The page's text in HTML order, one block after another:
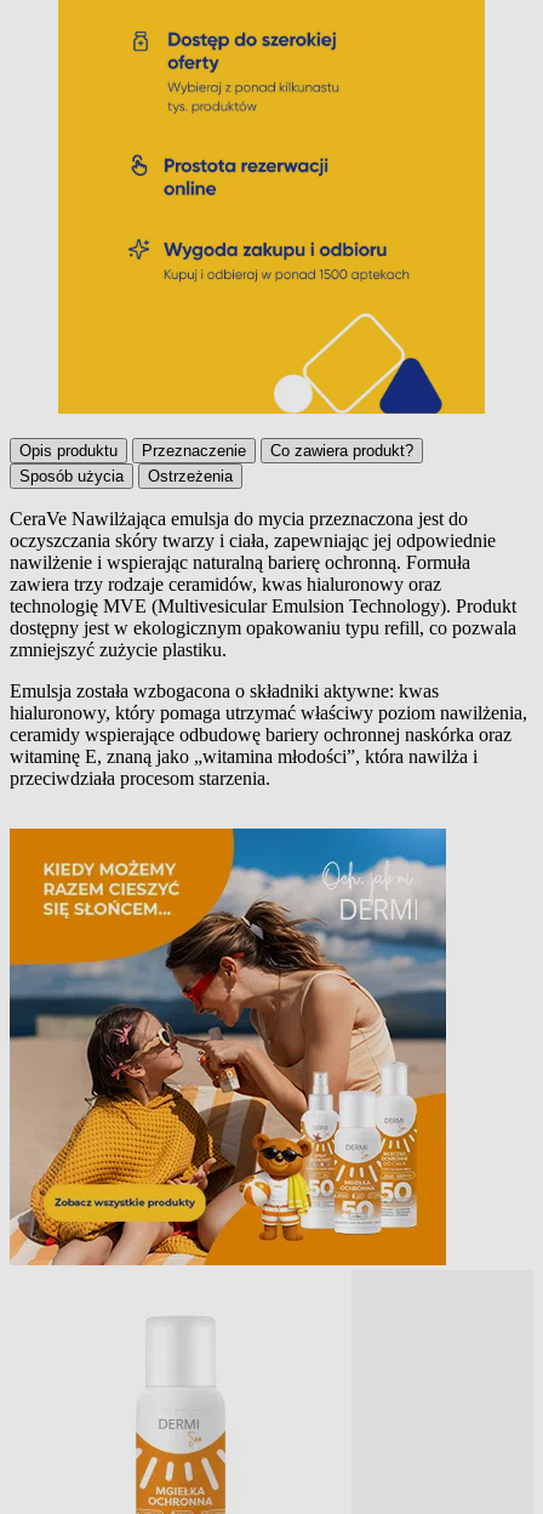
Opis produktu Przeznaczenie
Co zawiera produkt?
Sposób użycia
Ostrzeżenia
Opis produktu
CeraVe Nawilżająca emulsja do mycia przeznaczona jest do
oczyszczania skóry twarzy i ciała, zapewniając jej odpowiednie
nawilżenie i wspierając naturalną barierę ochronną. Formuła
zawiera trzy rodzaje ceramidów, kwas hialuronowy oraz
technologię MVE (Multivesicular Emulsion Technology). Produkt
dostępny jest w ekologicznym opakowaniu typu refill, co pozwala
zmniejszyć zużycie plastiku.
Emulsja została wzbogacona o składniki aktywne: kwas
hialuronowy, który pomaga utrzymać właściwy poziom nawilżenia,
ceramidy wspierające odbudowę bariery ochronnej naskórka oraz
witaminę E, znaną jako „witamina młodości”, która nawilża i
przeciwdziała procesom starzenia.